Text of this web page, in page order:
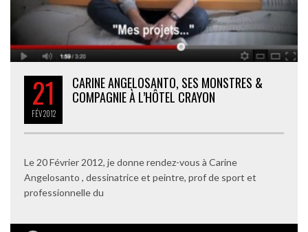
21
FÉV2012
CARINE ANGELOSANTO, SES MONSTRES &
COMPAGNIE À L’HÔTEL CRAYON
Le 20 Février 2012, je donne rendez-vous à Carine
Angelosanto , dessinatrice et peintre, prof de sport et
professionnelle du